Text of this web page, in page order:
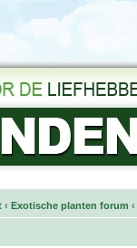
‹ Exotische planten forum ‹